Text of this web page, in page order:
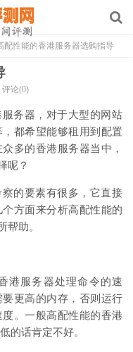
配性能的香港服务器选购指导
评论(0)
务器，对于大型的网站
都希望能够租用到配置
多的香港服务器当中，
呢？
的要素有很多，它直接
方面来分析高配性能的
帮助。
港服务器处理命令的速
更高的内存，否则运行
。一般高配性能的香港
的话肯定不好。